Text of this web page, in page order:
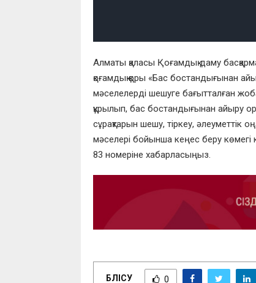
Алматы қаласы Қоғамдық даму
қоғамдық қоры «Бас бостандығынан
мәселелерді шешуге бағытталған
құрылып, бас бостандығынан айыру
сұрақтарын шешу, тіркеу, әлеуметтік
мәселері бойынша кеңес беру көмегі
83 номеріне хабарласыңыз.
БӨЛІСУ 0